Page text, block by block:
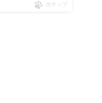
ポチップ